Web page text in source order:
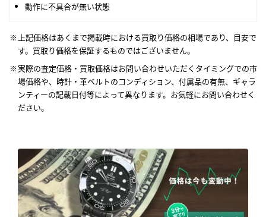
動作に不具合が無い状態
上記価格はあくまで掲載時における買取り価格の相場であり、目安で
す。買取り価格を保証するものではございません。
実際の査定価格・買取価格はお問い合わせいただくタイミングでの市
場価格や、時計・革ベルトのコンディション、付属品の有無、ギャラ
ンティーの記載日付等によって異なります。お気軽にお問い合わせく
ださい。